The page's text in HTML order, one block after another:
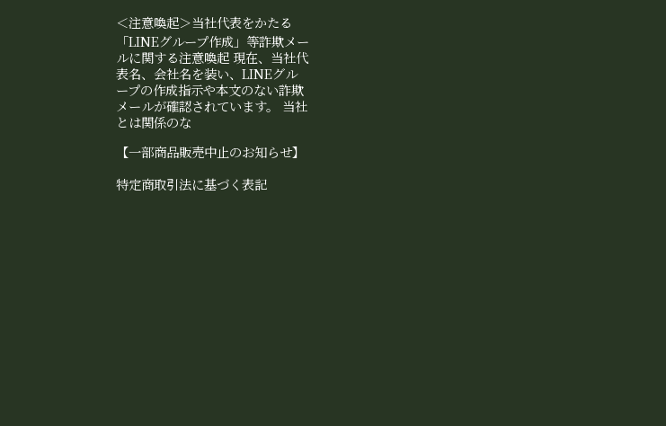
＜注意喚起＞当社代表をかたる
「LINEグループ作成」等詐欺メー
ルに関する注意喚起 現在、当社代
表名、会社名を装い、LINEグル
ープの作成指示や本文のない詐欺
メールが確認されています。 当社
とは関係のな
【一部商品販売中止のお知らせ】
特定商取引法に基づく表記